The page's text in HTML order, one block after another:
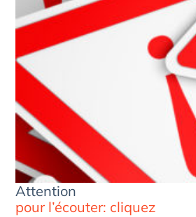
Attention
pour l’écouter: cliquez